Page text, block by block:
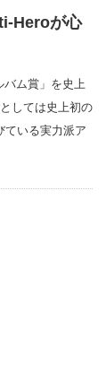
Heroが心
バム賞」を史上
しては史上初の
ている実力派ア